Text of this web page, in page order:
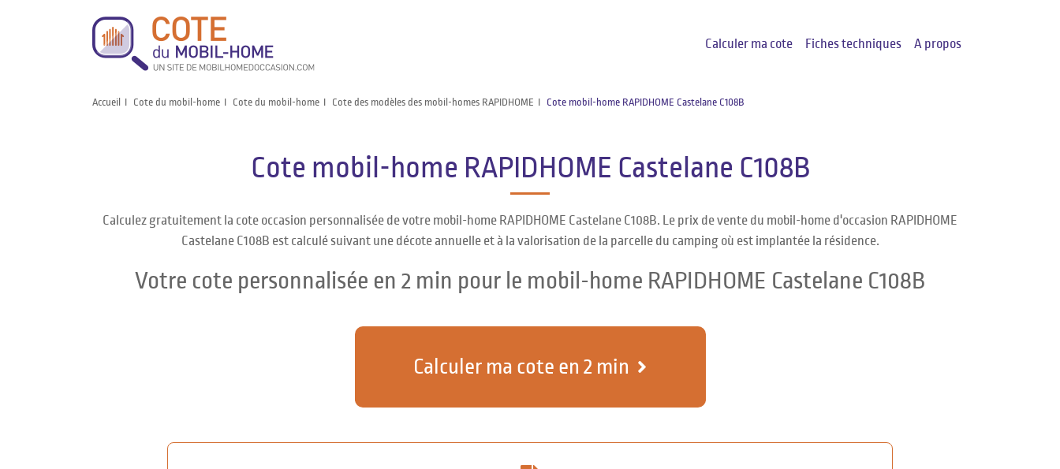
Calculer ma cote Fiches techniques A propos
Accueil Cote du mobil-home Cote du mobil-home Cote des modèles des mobil-homes RAPIDHOME Cote mobil-home RAPIDHOME Castelane C108B
Cote mobil-home RAPIDHOME Castelane C108B
Calculez gratuitement la cote occasion personnalisée de votre mobil-home RAPIDHOME Castelane C108B. Le prix de vente du mobil-home d'occasion RAPIDHOME
Castelane C108B est calculé suivant une décote annuelle et à la valorisation de la parcelle du camping où est implantée la résidence.
Votre cote personnalisée en 2 min pour le mobil-home RAPIDHOME Castelane C108B
Calculer ma cote en 2 min